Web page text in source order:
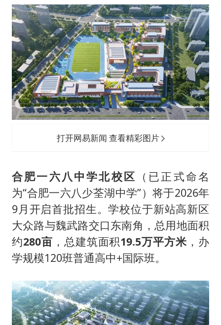
打开网易新闻 查看精彩图片
合肥一六八中学北校区 （已正式命名
为“合肥一六八少荃湖中学”）将于2026年
9月开启首批招生。学校位于新站高新区
大众路与魏武路交口东南角，总用地面积
约280亩 ，总建筑面积19.5万平方米 ，办
学规模120班普通高中+国际班。